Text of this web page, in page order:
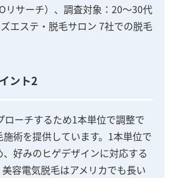
リサーチ）、調査対象：20～30代
エステ・脱毛サロン 7社での脱毛
ント2
ローチするため1本単位で調整で
術を提供しています。1本単位で
好みのヒゲデザインに対応する
容電気脱毛はアメリカでも長い